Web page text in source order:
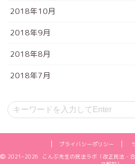
2018年10月
2018年9月
2018年8月
2018年7月
プライバシーポリシー
2021–2026 こんぶ先生の民法ラボ（改正民法・